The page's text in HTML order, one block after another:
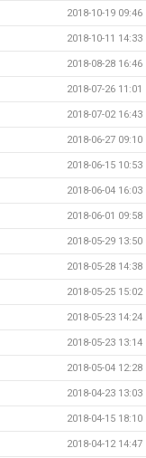
2018-10-19 09:46
2018-10-11 14:33
2018-08-28 16:46
2018-07-26 11:01
2018-07-02 16:43
2018-06-27 09:10
2018-06-15 10:53
2018-06-04 16:03
2018-06-01 09:58
2018-05-29 13:50
2018-05-28 14:38
2018-05-25 15:02
2018-05-23 14:24
2018-05-23 13:14
2018-05-04 12:28
2018-04-23 13:03
2018-04-15 18:10
2018-04-12 14:47